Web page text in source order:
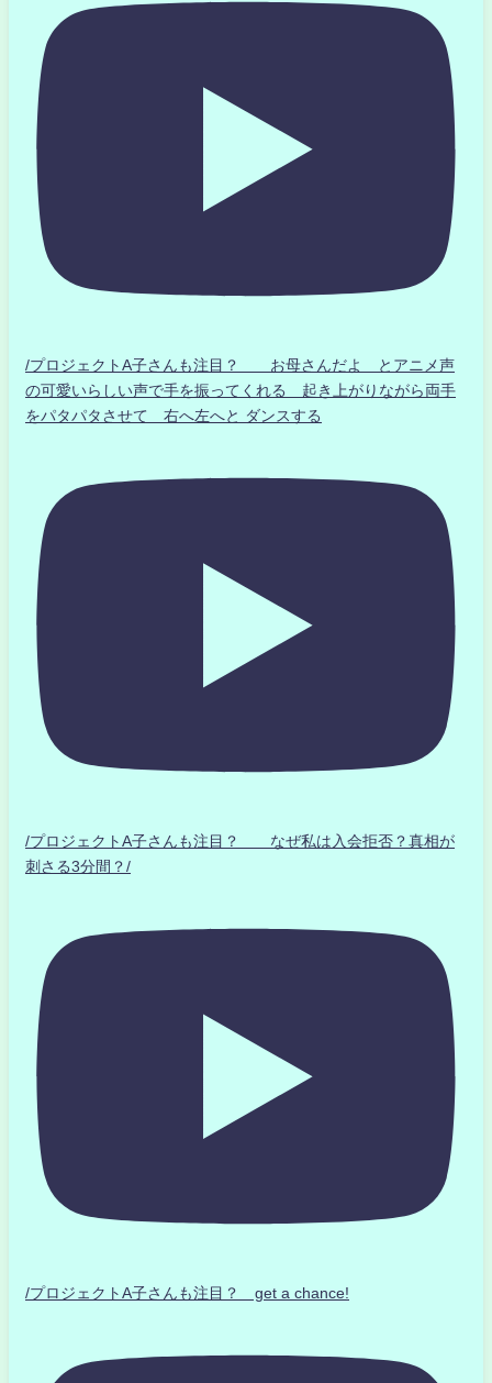
/プロジェクトA子さんも注目？ お母さんだよ とアニメ声
の可愛いらしい声で手を振ってくれる 起き上がりながら両手
をパタパタさせて 右へ左へと ダンスする
/プロジェクトA子さんも注目？ なぜ私は入会拒否？真相が
刺さる3分間？/
/プロジェクトA子さんも注目？ get a chance!